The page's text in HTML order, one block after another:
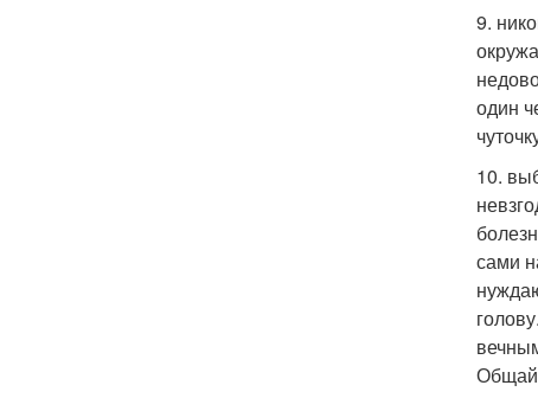
9.
один
10.
сами